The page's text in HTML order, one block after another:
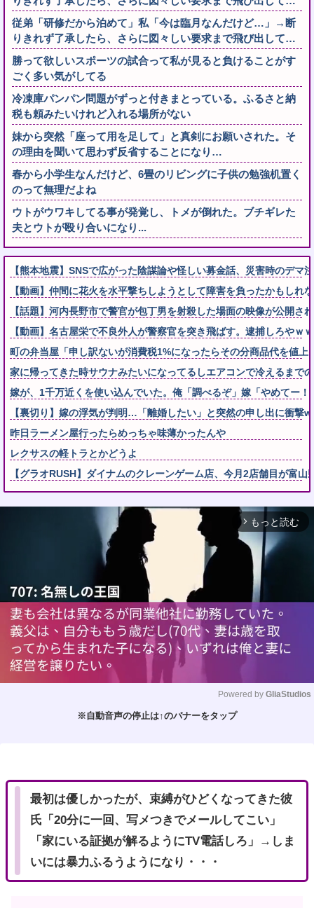
従弟「研修だから泊めて」私「今は臨月なんだけど…」→断
りきれず了承したら、さらに図々しい要求まで飛び出して…
勝って欲しいスポーツの試合って私が見ると負けることがす
ごく多い気がしてる
冷凍庫パンパン問題がずっと付きまとっている。ふるさと納
税も頼みたいけれど入れる場所がない
妹から突然「座って用を足して」と真剣にお願いされた。そ
の理由を聞いて思わず反省することになり…
春から小学生なんだけど、6畳のリビングに子供の勉強机置く
のって無理だよね
ウトがウワキしてる事が発覚し、トメが倒れた。ブチギレた
夫とウトが殴り合いになり...
【熊本地震】SNSで広がった陰謀論や怪しい募金話、災害時のデマ
【動画】仲間に花火を水平撃ちしようとして障害を負ったかもしれ
【話題】河内長野市で警官が包丁男を射殺した場面の映像が公開さ
【動画】名古屋栄で不良外人が警察官を突き飛ばす。逮捕しろやｗ
町の弁当屋「申し訳ないが消費税1%になったらその分商品代を値上
家に帰ってきた時サウナみたいになってるしエアコンで冷えるまで
嫁が、1千万近くを使い込んでいた。俺「調べるぞ」嫁「やめて
【裏切り】嫁の浮気が判明…「離婚したい」と突然の申し出に衝撃
昨日ラーメン屋行ったらめっちゃ味薄かったんや
レクサスの軽トラとかどうよ
【グラオRUSH】ダイナムのクレーンゲーム店、今月2店舗目が富山
arrow_forward_ios もっと読む
Powered by GliaStudios
※自動音声の停止は↑のバナーをタップ
最初は優しかったが、束縛がひどくなってきた彼
氏「20分に一回、写メつきでメールしてこい」
「家にいる証拠が解るようにTV電話しろ」→しま
いには暴力ふるうようになり・・・